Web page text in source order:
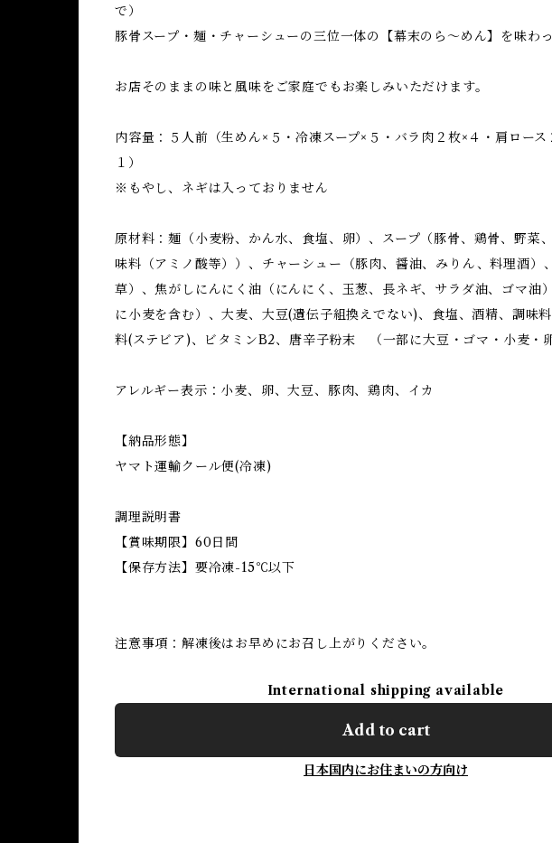
で）
豚骨スープ・麺・チャーシューの三位一体の【幕末のら～めん】を味わ
お店そのままの味と風味をご家庭でもお楽しみいただけます。
内容量：５人前（生めん×５・冷凍スープ×５・バラ肉２枚×４・肩ロース
１）
※もやし、ネギは入っておりません
原材料：麺（小麦粉、かん水、食塩、卵）、スープ（豚骨、鶏骨、野菜
味料（アミノ酸等））、チャーシュー（豚肉、醤油、みりん、料理酒）
草）、焦がしにんにく油（にんにく、玉葱、長ネギ、サラダ油、ゴマ油
に小麦を含む）、大麦、大豆(遺伝子組換えでない)、食塩、酒精、調味
料(ステビア)、ビタミンB2、唐辛子粉末 （一部に大豆・ゴマ・小麦・卵
アレルギー表示：小麦、卵、大豆、豚肉、鶏肉、イカ
【納品形態】
ヤマト運輸クール便(冷凍)
調理説明書
【賞味期限】60日間
【保存方法】要冷凍-15℃以下
注意事項：解凍後はお早めにお召し上がりください。
International shipping available
Add to cart
日本国内にお住まいの方向け